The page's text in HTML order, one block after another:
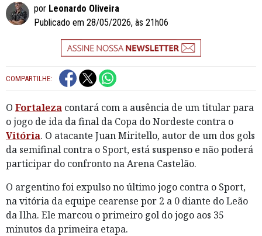
por Leonardo Oliveira
Publicado em 28/05/2026, às 21h06
COMPARTILHE:
O Fortaleza contará com a ausência de um titular para
o jogo de ida da final da Copa do Nordeste contra o
Vitória. O atacante Juan Miritello, autor de um dos gols
da semifinal contra o Sport, está suspenso e não poderá
participar do confronto na Arena Castelão.
O argentino foi expulso no último jogo contra o Sport,
na vitória da equipe cearense por 2 a 0 diante do Leão
da Ilha. Ele marcou o primeiro gol do jogo aos 35
minutos da primeira etapa.